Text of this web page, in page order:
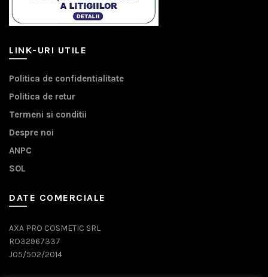
LINK-URI UTILE
Politica de confidentialitate
Politica de retur
Termeni si conditii
Despre noi
ANPC
SOL
DATE COMERCIALE
AXA PRO COSMETIC SRL
RO32967337
J05/502/2014